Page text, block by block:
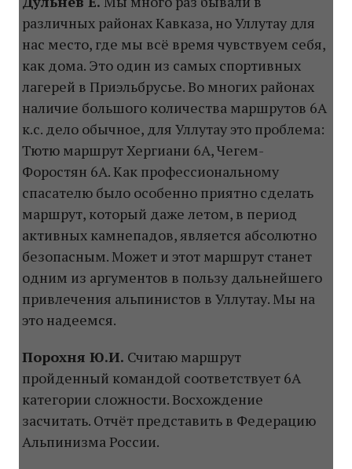
различных районах Кавказа, но Уллутау для
нас место, где мы всё время чувствуем себя,
как дома. Это один из самых спортивных
лагерей в Приэльбрусье. Во многих районах
наличие большого количества маршрутов 6А
к.с. дело обычное, для Уллутау это проблема:
Тютю маршрут Хергиани 6А, Чегем-
Форостян 6А. Как профессиональному
спасателю было особенно приятно сделать
маршрут, который даже летом, в период
активных камнепадов, является абсолютно
безопасным. Может и этот маршрут станет
одним из аргументов в пользу дальнейшего
привлечения альпинистов в Уллутау. Мы на
это надеемся.
Порохня Ю.И. Считаю маршрут
пройденный командой соответствует 6А
категории сложности. Восхождение
засчитать. Отчёт представить в Федерацию
Альпинизма России.